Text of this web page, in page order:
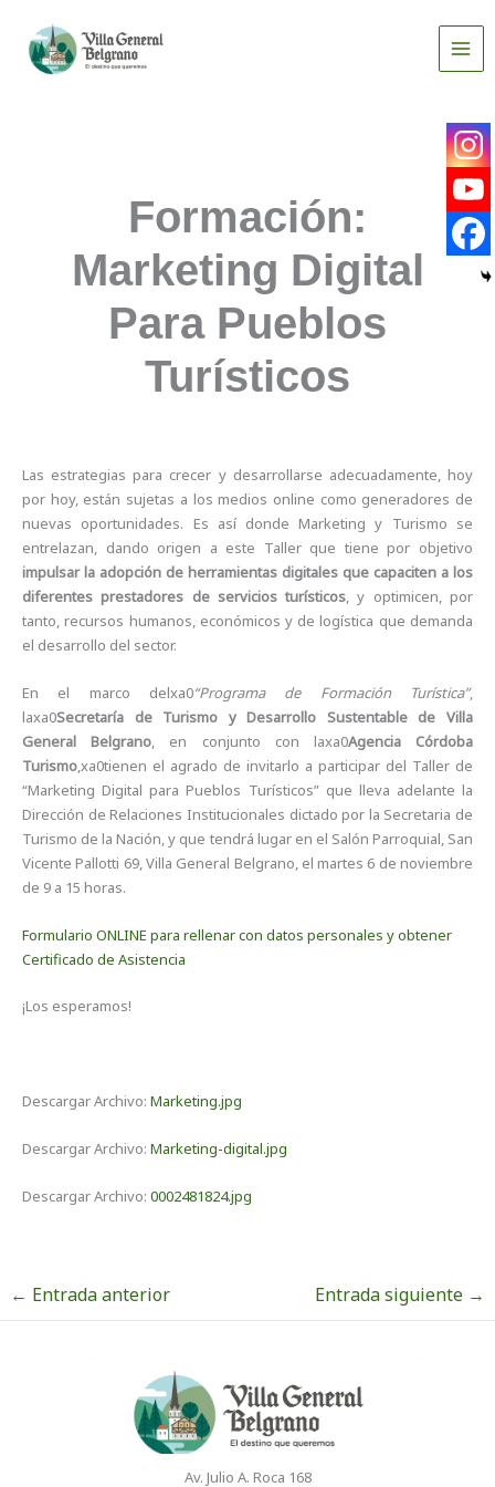
contenido
Formación:
Marketing Digital
Para Pueblos
Turísticos
Las estrategias para crecer y desarrollarse adecuadamente, hoy
por hoy, están sujetas a los medios online como generadores de
nuevas oportunidades. Es así donde Marketing y Turismo se
entrelazan, dando origen a este Taller que tiene por objetivo
impulsar la adopción deherramientas digitales que capaciten a los
diferentes prestadores de servicios turísticos, y optimicen, por
tanto, recursos humanos, económicos y de logística que demanda
el desarrollo del sector.
En el marco delxa0“Programa de Formación Turística”,
laxa0Secretaría de Turismo y Desarrollo Sustentable de Villa
General Belgrano, en conjunto con laxa0Agencia Córdoba
Turismo,xa0tienen el agrado de invitarlo a participar del Taller de
“Marketing Digital para Pueblos Turísticos” que lleva adelante la
Dirección de Relaciones Institucionales dictado por la Secretaria de
Turismo de la Nación, y que tendrá lugar en el Salón Parroquial, San
Vicente Pallotti 69, Villa General Belgrano, el martes 6 de noviembre
de 9 a 15 horas.
Formulario ONLINE para rellenar con datos personales y obtener
Certificado de Asistencia
¡Los esperamos!
Descargar Archivo:Marketing.jpg
Descargar Archivo:Marketing-digital.jpg
Descargar Archivo:0002481824.jpg
← Entrada anterior Entrada siguiente →
Av. Julio A. Roca 168